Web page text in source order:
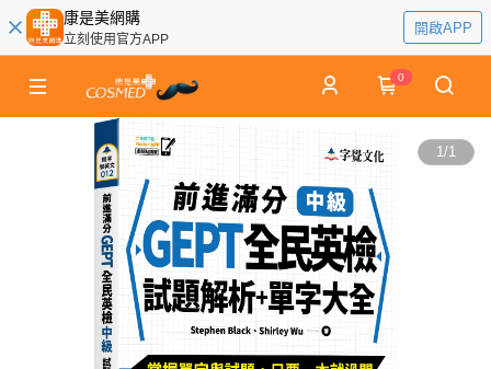
康是美網購
立刻使用官方APP
開啟APP
0
1/1